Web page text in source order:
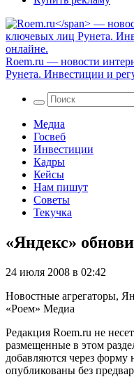
Roem.ru — новости
Рунета. Инвестиции и
Медиа
Госвеб
Инвестиции
Кадры
Кейсы
Нам пишут
Советы
Текучка
«Яндекс»
24 июля 2008 в 02:42
Новостные агрегаторы,
«Роем» Медиа
Редакция Roem.ru не
размещенные в этом
добавляются через форму
опубликованы без